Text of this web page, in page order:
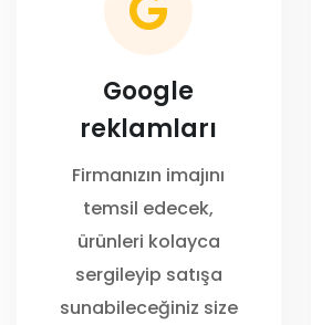
Google
reklamları
Firmanızın imajını
temsil edecek,
ürünleri kolayca
sergileyip satışa
sunabileceğiniz size